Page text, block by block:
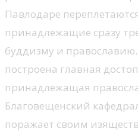
Павлодаре
принадлежащие сразу
буддизму и
построена главная
принадлежащая
Благовещенский
поражает своим